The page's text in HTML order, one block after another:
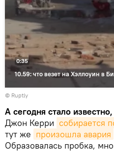
10.59: что везет на Хэллоуин в
0:35
© Ruptly
А сегодня стало известно,
Джон Керри собирается
тут же произошла авария
Образовалась пробка,